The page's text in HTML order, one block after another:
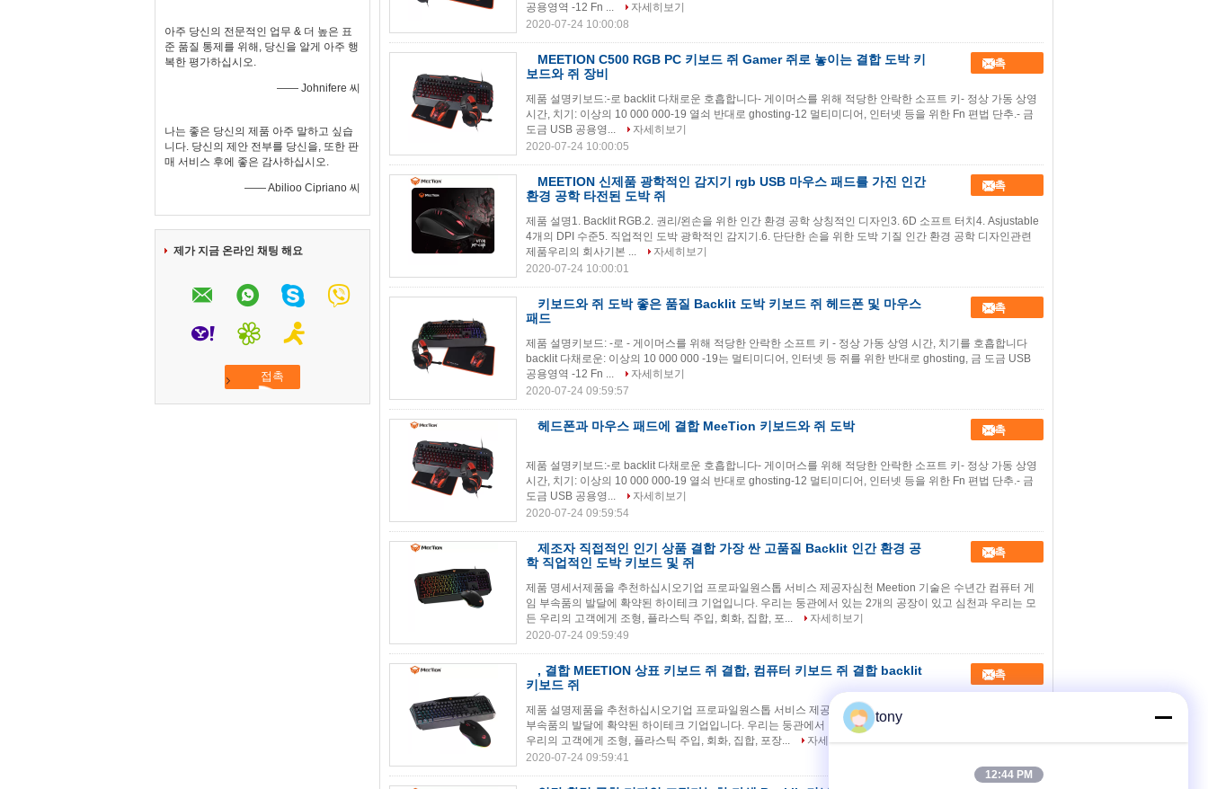
아주 당신의 전문적인 업무 & 더 높은 표
준 품질 통제를 위해, 당신을 알게 아주 행
복한 평가하십시오.
—— Johnifere 씨
나는 좋은 당신의 제품 아주 말하고 싶습
니다. 당신의 제안 전부를 당신을, 또한 판
매 서비스 후에 좋은 감사하십시오.
—— Abilioo Cipriano 씨
제가 지금 온라인 채팅 해요
공용영역 -12 Fn ...
자세히보기
2020-07-24 10:00:08
MEETION C500 RGB PC 키보드 쥐 Gamer 쥐로 놓이는 결합 도박 키
보드와 쥐 장비
접촉
제품 설명키보드:-로 backlit 다채로운 호흡합니다- 게이머스를 위해 적당한 안락한 소프트 키- 정상 가동 상영
시간, 치기: 이상의 10 000 000-19 열쇠 반대로 ghosting-12 멀티미디어, 인터넷 등을 위한 Fn 편법 단추.- 금
도금 USB 공용영...
자세히보기
2020-07-24 10:00:05
MEETION 신제품 광학적인 감지기 rgb USB 마우스 패드를 가진 인간
환경 공학 타전된 도박 쥐
접촉
제품 설명1. Backlit RGB.2. 권리/왼손을 위한 인간 환경 공학 상칭적인 디자인3. 6D 소프트 터치4. Asjustable
4개의 DPI 수준5. 직업적인 도박 광학적인 감지기.6. 단단한 손을 위한 도박 기질 인간 환경 공학 디자인관련
제품우리의 회사기본 ...
자세히보기
2020-07-24 10:00:01
키보드와 쥐 도박 좋은 품질 Backlit 도박 키보드 쥐 헤드폰 및 마우스
패드
접촉
제품 설명키보드: -로 - 게이머스를 위해 적당한 안락한 소프트 키 - 정상 가동 상영 시간, 치기를 호흡합니다
backlit 다채로운: 이상의 10 000 000 -19는 멀티미디어, 인터넷 등 쥐를 위한 반대로 ghosting, 금 도금 USB
공용영역 -12 Fn ...
자세히보기
2020-07-24 09:59:57
헤드폰과 마우스 패드에 결합 MeeTion 키보드와 쥐 도박 접촉
제품 설명키보드:-로 backlit 다채로운 호흡합니다- 게이머스를 위해 적당한 안락한 소프트 키- 정상 가동 상영
시간, 치기: 이상의 10 000 000-19 열쇠 반대로 ghosting-12 멀티미디어, 인터넷 등을 위한 Fn 편법 단추.- 금
도금 USB 공용영...
자세히보기
2020-07-24 09:59:54
제조자 직접적인 인기 상품 결합 가장 싼 고품질 Backlit 인간 환경 공
학 직업적인 도박 키보드 및 쥐
접촉
제품 명세서제품을 추천하십시오기업 프로파일원스톱 서비스 제공자심천 Meetion 기술은 수년간 컴퓨터 게
임 부속품의 발달에 확약된 하이테크 기업입니다. 우리는 둥관에서 있는 2개의 공장이 있고 심천과 우리는 모
든 우리의 고객에게 조형, 플라스틱 주입, 회화, 집합, 포...
자세히보기
2020-07-24 09:59:49
, 결합 MEETION 상표 키보드 쥐 결합, 컴퓨터 키보드 쥐 결합 backlit
키보드 쥐
접촉
제품 설명제품을 추천하십시오기업 프로파일원스톱 서비스 제공자심천 Meetion 기술은 수년간 컴퓨터 게임
부속품의 발달에 확약된 하이테크 기업입니다. 우리는 둥관에서 있는 2개의 공장이 있고 심천과 우리는 모든
우리의 고객에게 조형, 플라스틱 주입, 회화, 집합, 포장...
자세히보기
2020-07-24 09:59:41
tony
12:44 PM